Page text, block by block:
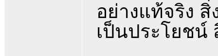
อย่างแท้จริง
เป็นประโยชน์